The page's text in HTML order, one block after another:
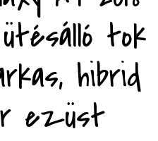
tok
hibrid
ezüst